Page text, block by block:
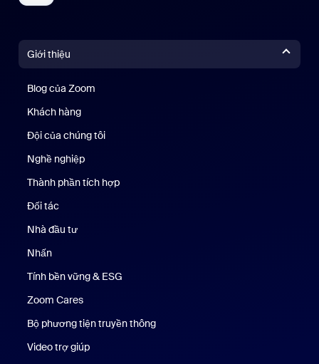
Giới thiệu
Blog của Zoom
Khách hàng
Đội của chúng tôi
Nghề nghiệp
Thành phần tích hợp
Đối tác
Nhà đầu tư
Nhấn
Tính bền vững & ESG
Zoom Cares
Bộ phương tiện truyền thông
Video trợ giúp